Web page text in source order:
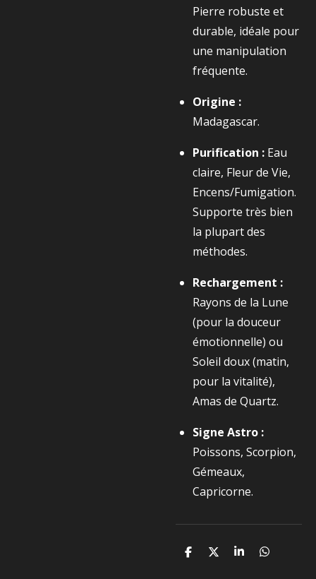
Pierre robuste et
durable, idéale pour
une manipulation
fréquente.
Origine :
Madagascar.
Purification : Eau
claire, Fleur de Vie,
Encens/Fumigation.
Supporte très bien
la plupart des
méthodes.
Rechargement :
Rayons de la Lune
(pour la douceur
émotionnelle) ou
Soleil doux (matin,
pour la vitalité),
Amas de Quartz.
Signe Astro :
Poissons, Scorpion,
Gémeaux,
Capricorne.
P
P
P
P